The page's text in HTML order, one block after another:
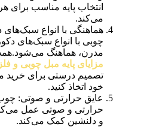
انتخاب پایه مناسب برای
می‌کند.
هماهنگی با انواع سبک‌های
چوبی با انواع سبک‌های
مدرن، هماهنگ
مزایای پایه مبل چوبی و
تصمیم درستی برای خرید
خود اتخاذ کنید.
عایق حرارتی و صوتی:
حرارتی و صوتی عمل
و دلنشین کمک می‌کند.